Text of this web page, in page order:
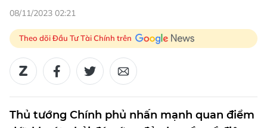
08/11/2023 02:21
Theo dõi Đầu Tư Tài Chính trên
Thủ tướng Chính phủ nhấn mạnh quan điểm